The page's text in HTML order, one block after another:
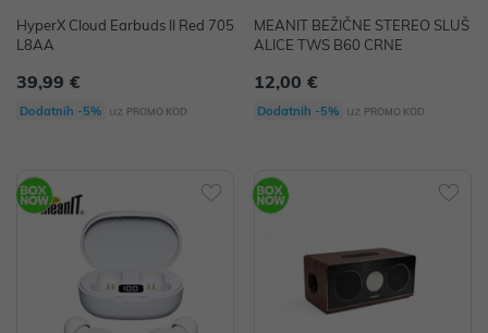
HyperX Cloud Earbuds II Red 705
L8AA
39,99 €
Dodatnih -5% uz PROMO KOD
MEANIT BEŽIČNE STEREO SLUŠ
ALICE TWS B60 CRNE
12,00 €
Dodatnih -5% uz PROMO KOD